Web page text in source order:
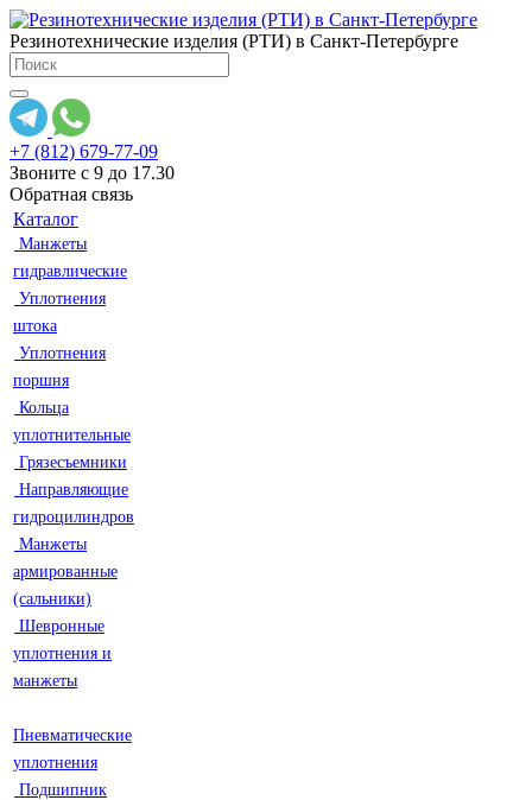
Резинотехнические изделия (РТИ) в Санкт-Петербурге
+7 (812) 679-77-09
Звоните с 9 до 17.30
Обратная связь
Каталог
Манжеты
гидравлические
Уплотнения
штока
Уплотнения
поршня
Кольца
уплотнительные
Грязесъемники
Направляющие
гидроцилиндров
Манжеты
армированные
(сальники)
Шевронные
уплотнения и
манжеты
Пневматические
уплотнения
Подшипник